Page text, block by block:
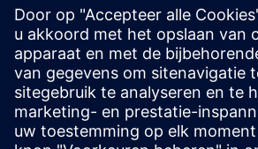
SCE-ondersteuningszoeker
Stuur ons uw
tot onderwijs, onderzoek en
Uw verzoek